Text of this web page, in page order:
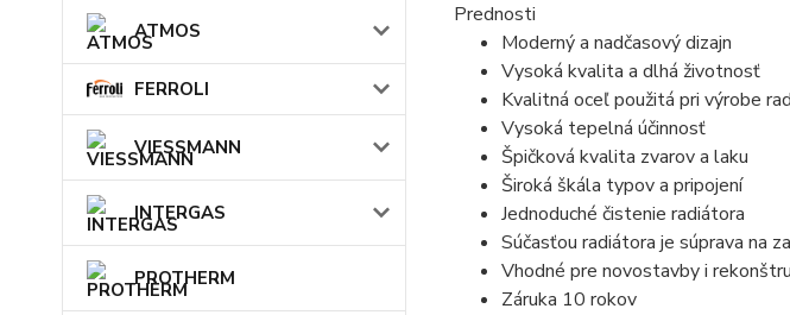
ATMOS
FERROLI
VIESSMANN
INTERGAS
PROTHERM
Prednosti
Moderný a nadčasový dizajn
Vysoká kvalita a dlhá životnosť
Kvalitná oceľ použitá pri výrobe
Vysoká tepelná účinnosť
Špičková kvalita zvarov a laku
Široká škála typov a pripojení
Jednoduché čistenie radiátora
Súčasťou radiátora je súprava na
Vhodné pre novostavby i
Záruka 10 rokov